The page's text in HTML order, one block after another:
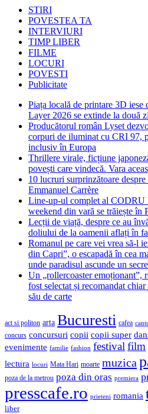
STIRI
POVESTEA TA
INTERVIURI
TIMP LIBER
FILME
LOCURI
POVESTI
Publicitate
Piața locală de printare 3D
Layer 2026 se extinde la două
Producătorul român Lyset
corpuri de iluminat cu CRI 97,
inclusiv în Europa
Thrillere virale, ficțiune
povești care vindecă. Vara
10 lucruri surprinzătoare
Emmanuel Carrère
Line-up-ul complet al CODRU
weekend din vară se trăiește în
Lecții de viață, despre ce au
doliului de la oamenii aflați în
Romanul pe care vei vrea să-l
din Capri”, o escapadă în cea
unde paradisul ascunde un
Un „rollercoaster emoționant”,
fost selectat și recomandat
său de carte
act si politon arta Bucuresti cafea
concurs concursuri copii copii super
evenimente familie fashion festival film
lectura locuri Mata Hari moarte muzica
poza de la metrou poza din oras premiera
presscafe.ro prieteni romania
liber